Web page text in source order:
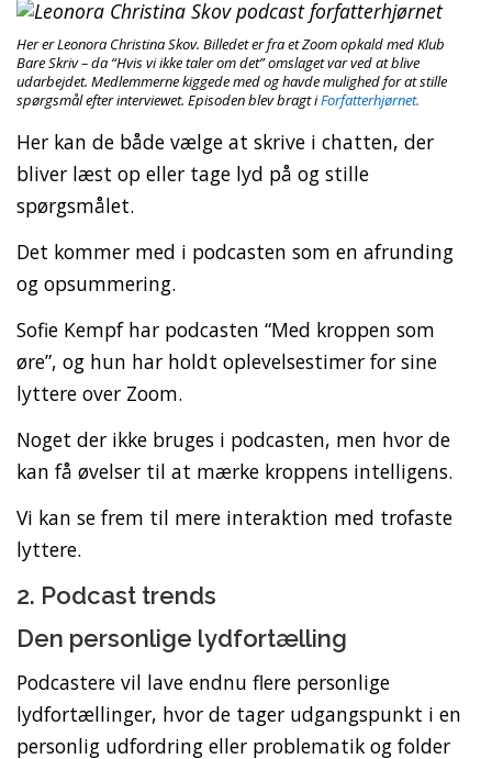
Her er Leonora Christina Skov. Billedet er fra et Zoom opkald med Klub
Bare Skriv – da “Hvis vi ikke taler om det” omslaget var ved at blive
udarbejdet. Medlemmerne kiggede med og havde mulighed for at stille
spørgsmål efter interviewet. Episoden blev bragt iForfatterhjørnet.
Her kan de både vælge at skrive i chatten, der
bliver læst op eller tage lyd på og stille
spørgsmålet.
Det kommer med i podcasten som en afrunding
og opsummering.
Sofie Kempf har podcasten “Med kroppen som
øre”, og hun har holdt oplevelsestimer for sine
lyttere over Zoom.
Noget der ikke bruges i podcasten, men hvor de
kan få øvelser til at mærke kroppens intelligens.
Vi kan se frem til mere interaktion med trofaste
lyttere.
2. Podcast trends
Den personlige lydfortælling
Podcastere vil lave endnu flere personlige
lydfortællinger, hvor de tager udgangspunkt i en
personlig udfordring eller problematik og folder